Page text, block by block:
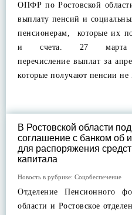
ОПФР по Ростовской
выплату пенсий и
пенсионерам, которые их
и счета. 27 марта
перечисление выплат за
которые получают пенсии
В Ростовской области
соглашение с банком об
для распоряжения
капитала
Новость в рубрике: Соцобеспечение
Отделение Пенсионного
области и Ростовское